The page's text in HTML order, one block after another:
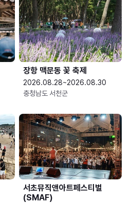
장항 맥문동 꽃 축제
2026.08.28~2026.08.30
충청남도 서천군
서초뮤직앤아트페스티벌
(SMAF)